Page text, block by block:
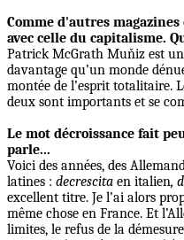
Comme d'autres
avec celle du capitalisme.
Patrick McGrath Muňiz est
davantage qu’un monde
montée de l’esprit totalitaire.
deux sont importants et se
Le mot décroissance fait
parle...
Voici des années, des
latines : decrescita en italien,
excellent titre. Je l’ai alors
même chose en France. Et
limites, le refus de la